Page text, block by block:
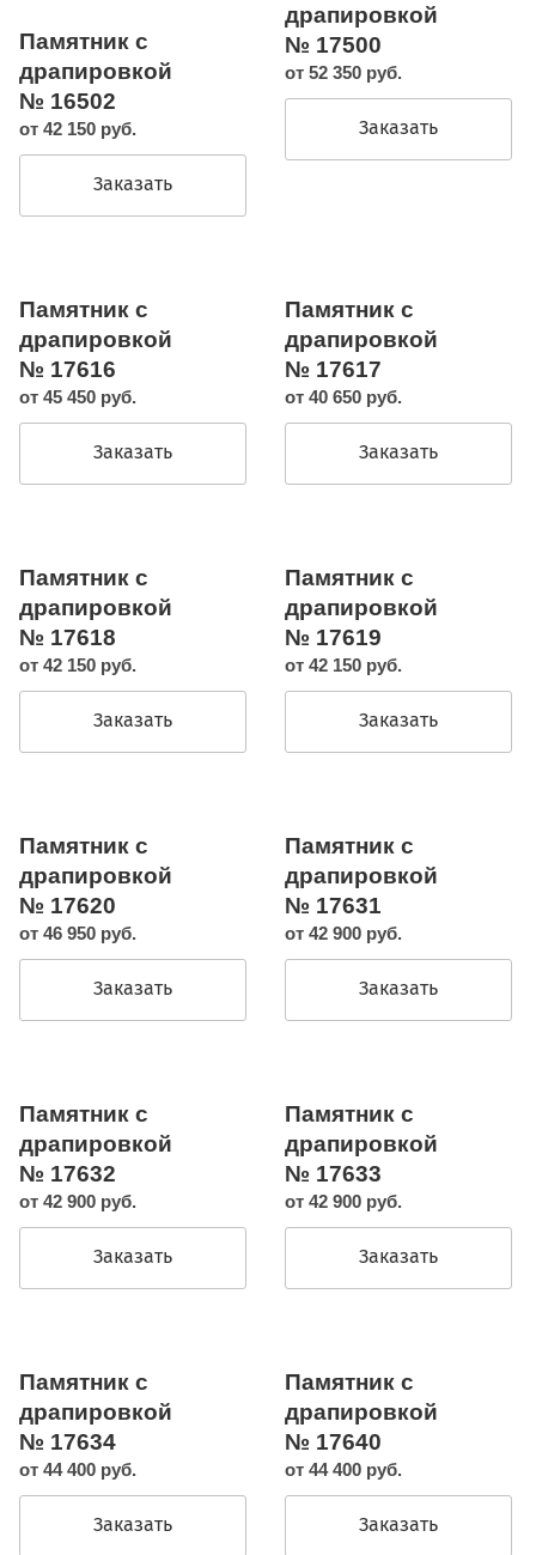
Памятник с
драпировкой
№ 16502
от 42 150 руб.
Заказать
драпировкой
№ 17500
от 52 350 руб.
Заказать
Памятник с
драпировкой
№ 17616
от 45 450 руб.
Заказать
Памятник с
драпировкой
№ 17617
от 40 650 руб.
Заказать
Памятник с
драпировкой
№ 17618
от 42 150 руб.
Заказать
Памятник с
драпировкой
№ 17619
от 42 150 руб.
Заказать
Памятник с
драпировкой
№ 17620
от 46 950 руб.
Заказать
Памятник с
драпировкой
№ 17631
от 42 900 руб.
Заказать
Памятник с
драпировкой
№ 17632
от 42 900 руб.
Заказать
Памятник с
драпировкой
№ 17633
от 42 900 руб.
Заказать
Памятник с
драпировкой
№ 17634
от 44 400 руб.
Заказать
Памятник с
драпировкой
№ 17640
от 44 400 руб.
Заказать